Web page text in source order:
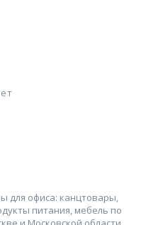
для офиса: канцтовары,
питания, мебель по